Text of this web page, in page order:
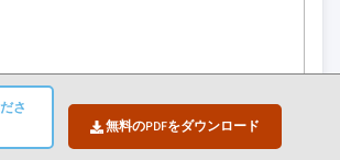
さ
無料のPDFをダウンロード
ト